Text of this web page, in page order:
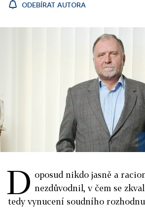
ODEBÍRAT AUTORA
D oposud nikdo jasně a
nezdůvodnil, v čem se
tedy vynucení soudního